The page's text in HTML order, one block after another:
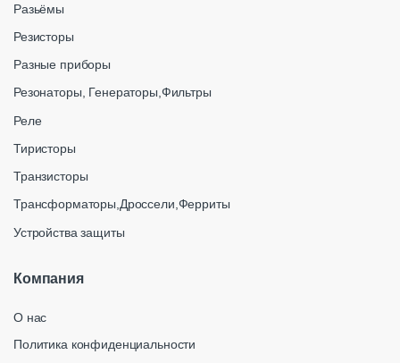
Разьёмы
Резисторы
Разные приборы
Резонаторы, Генераторы,Фильтры
Реле
Тиристоры
Транзисторы
Трансформаторы,Дроссели,Ферриты
Устройства защиты
Компания
О нас
Политика конфиденциальности